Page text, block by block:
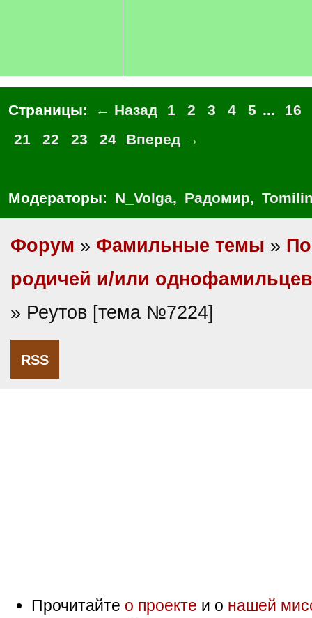
Страницы: ← Назад 1 2 3 4 5 ...
16
21
22 23 24 Вперед →
Модераторы: N_Volga, Радомир,
Форум » Фамильные темы »
родичей и/или однофамильцев
» Реутов [тема №7224]
RSS
Прочитайте о проекте и о нашей